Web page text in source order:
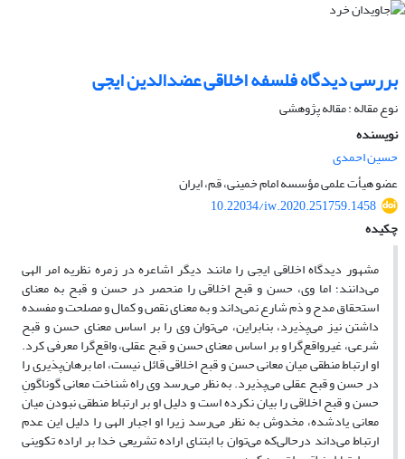
بررسی دیدگاه فلسفه اخلاقی عضدالدین ایجی
نوع مقاله : مقاله پژوهشی
نویسنده
حسین احمدی
عضو هیأت علمی مؤسسه امام خمینی، قم، ایران
10.22034/iw.2020.251759.1458
چکیده
مشهور دیدگاه اخلاقی ایجی را مانند دیگر اشاعره در زمره نظریه امر الهی
می‌دانند؛ اما وی، حسن و قبح اخلاقی را منحصر در حسن و قبح به معنای
استحقاق مدح و ذم شارع نمی‌داند و به معنای نقص و کمال و مصلحت و مفسده
داشتن نیز می‌پذیرد، بنابراین، می‌توان وی را بر اساس معنای حسن و قبح
شرعی، غیرواقع‌گرا و بر اساس معنای حسن و قبح عقلی، واقع‌گرا معرفی کرد.
او ارتباط منطقی میان معانی حسن و قبح اخلاقی قائل نیست، اما برهان‌پذیری را
در حسن و قبح عقلی می‌پذیرد. به نظر می‌رسد وی راه شناخت معانی گوناگونِ
حسن و قبح اخلاقی را بیان نکرده است و دلیل او بر ارتباط منطقی نبودن میان
معانی یادشده، مخدوش به نظر می‌رسد زیرا او اجبار الهی را دلیل این عدم
ارتباط می‌داند درحالی‌که می‌توان با ابتنای اراده تشریعی خدا بر اراده تکوینی